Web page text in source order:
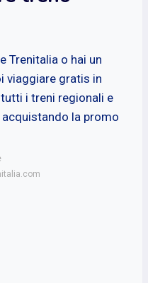
Trenitalia o hai un
viaggiare gratis in
i treni regionali e
la promo